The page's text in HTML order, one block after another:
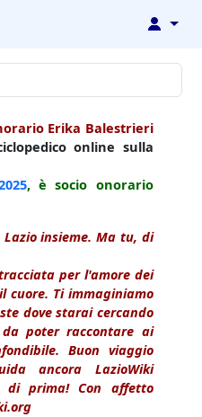
↓
Erika Balestrieri
online sulla
, è socio onorario
insieme. Ma tu, di
per l'amore dei
cuore. Ti immaginiamo
dove starai cercando
poter raccontare ai
Buon viaggio
ancora LazioWiki
di prima! Con affetto